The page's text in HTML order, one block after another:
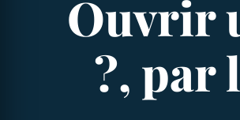
Ouvrir
?, par